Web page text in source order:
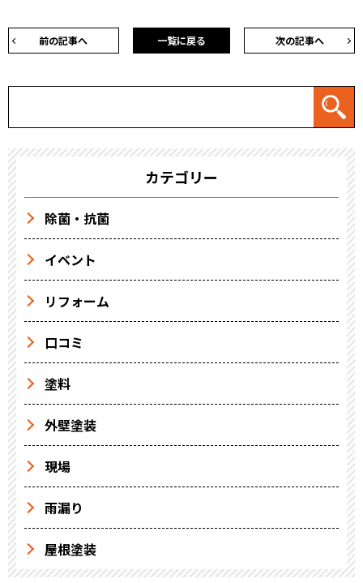
前の記事へ 次の記事へ
一覧に戻る
カテゴリー
除菌・抗菌
イベント
リフォーム
口コミ
塗料
外壁塗装
現場
雨漏り
屋根塗装